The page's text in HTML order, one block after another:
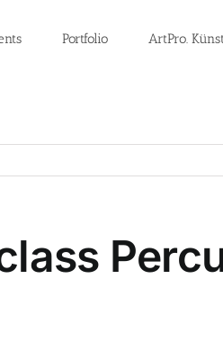
Portfolio ArtPro.